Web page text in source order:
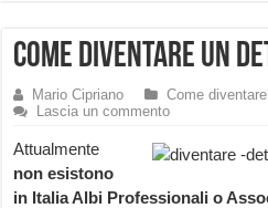
Come diventare un
Mario Cipriano Come
Lascia un commento
Attualmente
non esistono
in Italia Albi Professionali o